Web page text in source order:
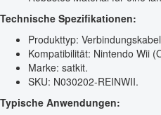
Technische Spezifikationen:
Produkttyp:
Kompatibilität: Nintendo Wii
Marke: satkit.
SKU: N030202-REINWII.
Typische Anwendungen: